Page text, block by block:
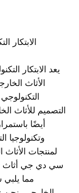
الابتكار
يعد الابتكار
الأثاث
التصميم للأثاث
أيضًا
وتكنولوجيا
لمنتجات
سي دي جي أثاث
مما